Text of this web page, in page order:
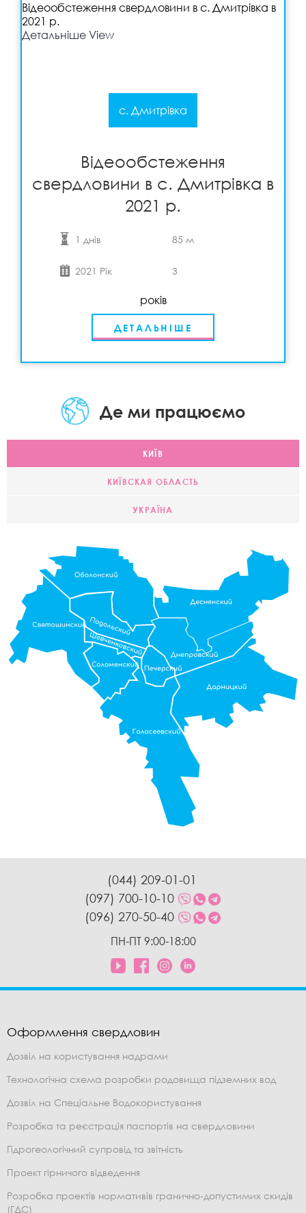
Відеообстеження свердловини в c. Дмитрівка в
2021 р.
Детальніше View
c. Дмитрівка
Відеообстеження
свердловини в c. Дмитрівка в
2021 р.
1 днів 85 м
2021 Рік 3
років
ДЕТАЛЬНІШЕ
Де ми працюємо
КИЇВ
КИЇВСКАЯ ОБЛАСТЬ
УКРАЇНА
(044) 209-01-01
(097) 700-10-10
(096) 270-50-40
ПН-ПТ 9:00-18:00
Оформлення свердловин
Дозвіл на користування надрами
Технологічна схема розробки родовища підземних вод
Дозвіл на Спеціальне Водокористування
Розробка та реєстрація паспортів на свердловини
Гідрогеологічний супровід та звітність
Проект гірничого відведення
Розробка проектів нормативів гранично-допустимих скидів
(ГДС)